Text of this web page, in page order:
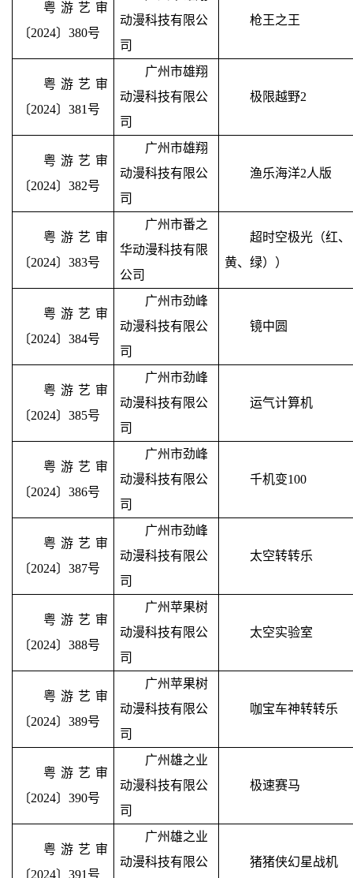
粤游艺审
〔2024〕380号
动漫科技有限公
司
枪王之王
粤游艺审
〔2024〕381号
广州市雄翔
动漫科技有限公
司
极限越野2
粤游艺审
〔2024〕382号
广州市雄翔
动漫科技有限公
司
渔乐海洋2人版
粤游艺审
〔2024〕383号
广州市番之
华动漫科技有限
公司
超时空极光（红、
黄、绿））
粤游艺审
〔2024〕384号
广州市劲峰
动漫科技有限公
司
镜中圆
粤游艺审
〔2024〕385号
广州市劲峰
动漫科技有限公
司
运气计算机
粤游艺审
〔2024〕386号
广州市劲峰
动漫科技有限公
司
千机变100
粤游艺审
〔2024〕387号
广州市劲峰
动漫科技有限公
司
太空转转乐
粤游艺审
〔2024〕388号
广州苹果树
动漫科技有限公
司
太空实验室
粤游艺审
〔2024〕389号
广州苹果树
动漫科技有限公
司
咖宝车神转转乐
粤游艺审
〔2024〕390号
广州雄之业
动漫科技有限公
司
极速赛马
粤游艺审
〔2024〕391号
广州雄之业
动漫科技有限公
猪猪侠幻星战机